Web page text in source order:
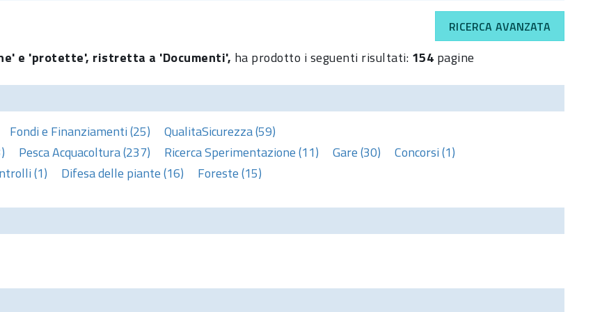
RICERCA AVANZATA
e 'protette', ristretta a 'Documenti', ha prodotto i seguenti risultati: 154 pagine
Fondi e Finanziamenti (25)
QualitaSicurezza (59)
Pesca Acquacoltura (237) Ricerca Sperimentazione (11) Gare (30)
Concorsi (1)
(1) Difesa delle piante (16) Foreste (15)